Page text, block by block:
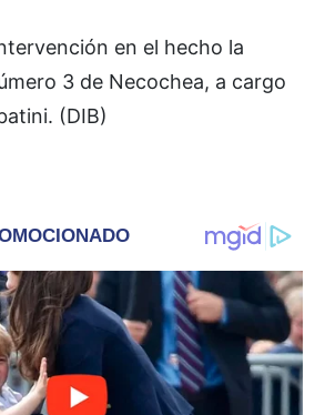
en el hecho la
3 de Necochea, a cargo
(DIB)